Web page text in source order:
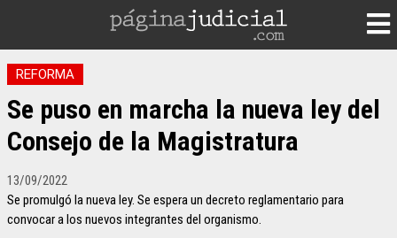
REFORMA
Se puso en marcha la nueva ley del
Consejo de la Magistratura
13/09/2022
Se promulgó la nueva ley. Se espera un decreto reglamentario para
convocar a los nuevos integrantes del organismo.